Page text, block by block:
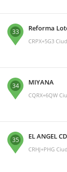
33 Reforma
CRPX+5G3
34 MIYANA
CQRX+6QW
35 EL ANGEL
CRHJ+PHG